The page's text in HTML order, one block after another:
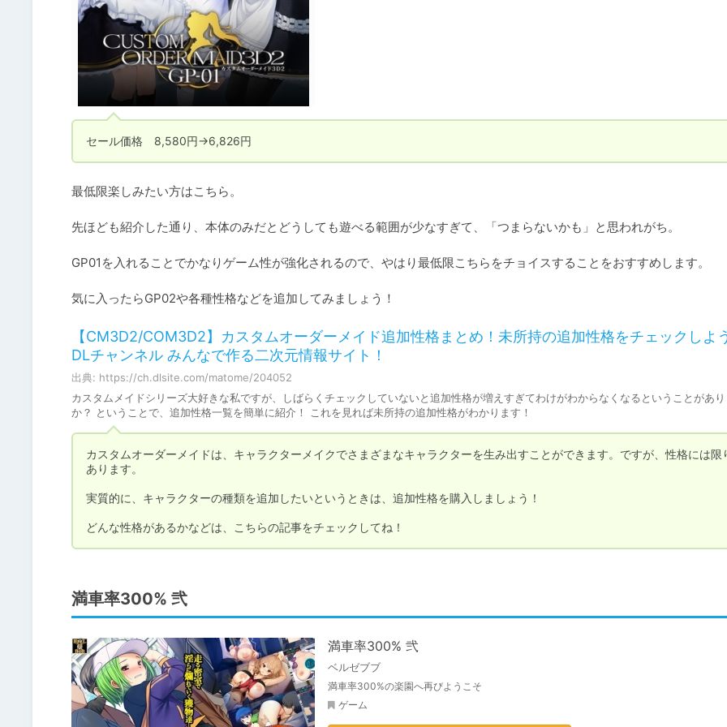
セール価格　8,580円→6,826円
最低限楽しみたい方はこちら。
先ほども紹介した通り、本体のみだとどうしても遊べる範囲が少なすぎて、「つまらないかも」と思われがち。
GP01を入れることでかなりゲーム性が強化されるので、やはり最低限こちらをチョイスすることをおすすめします。
気に入ったらGP02や各種性格などを追加してみましょう！
【CM3D2/COM3D2】カスタムオーダーメイド追加性格まとめ！未所持の追加性格をチェックしよ
DLチャンネル みんなで作る二次元情報サイト！
出典: https://ch.dlsite.com/matome/204052
カスタムメイドシリーズ大好きな私ですが、しばらくチェックしていないと追加性格が増えすぎてわけがわからなくなるということがあ
か？ ということで、追加性格一覧を簡単に紹介！ これを見れば未所持の追加性格がわかります！
カスタムオーダーメイドは、キャラクターメイクでさまざまなキャラクターを生み出すことができます。ですが、性格には限
あります。
実質的に、キャラクターの種類を追加したいというときは、追加性格を購入しましょう！
どんな性格があるかなどは、こちらの記事をチェックしてね！
満車率300% 弐
満車率300% 弐
ベルゼブブ
満車率300%の楽園へ再びようこそ
ゲーム